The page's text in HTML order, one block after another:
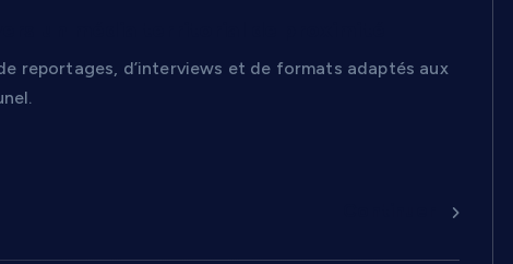
reportages, d’interviews et de formats adaptés aux